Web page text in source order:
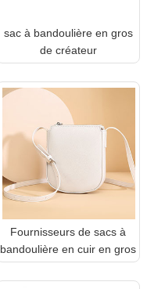
sac à bandoulière en gros
de créateur
Fournisseurs de sacs à
bandoulière en cuir en gros